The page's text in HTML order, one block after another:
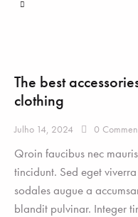
The best
clothing
Julho 14, 2024 0
Qroin faucibus nec
tincidunt. Sed eget
sodales augue a
blandit pulvinar. Integer